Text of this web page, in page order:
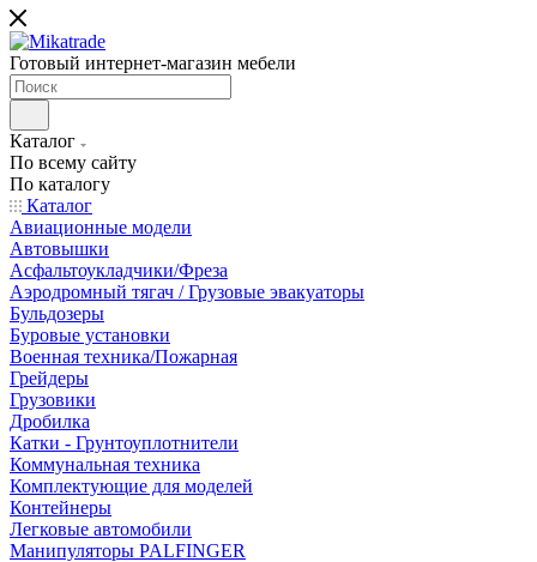
Готовый интернет-магазин мебели
Каталог
По всему сайту
По каталогу
Каталог
Авиационные модели
Автовышки
Асфальтоукладчики/Фреза
Аэродромный тягач / Грузовые эвакуаторы
Бульдозеры
Буровые установки
Военная техника/Пожарная
Грейдеры
Грузовики
Дробилка
Катки - Грунтоуплотнители
Коммунальная техника
Комплектующие для моделей
Контейнеры
Легковые автомобили
Манипуляторы PALFINGER